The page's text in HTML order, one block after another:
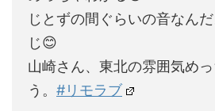
じとずの間ぐらいの音なん
じ😊
山崎さん、東北の雰囲気め
う。 #リモラブ